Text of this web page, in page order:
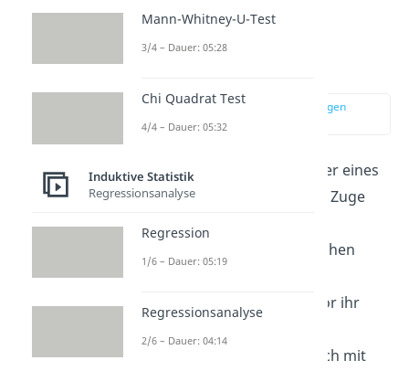
Cronbachs Alpha
Beispiel
zur Stelle im Video springen
(00:24)
Stell dir vor, du bist Mitarbeiter eines
Marktforschungsinstituts. Im Zuge
einer aufwendigen Studie zur
Musikaffinität unter Jugendlichen
willst du eine umfangreiche
Befragung durchführen. Bevor ihr
Untersuchung startet, die auch mit
Mann-Whitney-U-Test
3/4 – Dauer: 05:28
Chi Quadrat Test
4/4 – Dauer: 05:32
Induktive Statistik
Regressionsanalyse
Regression
1/6 – Dauer: 05:19
Regressionsanalyse
2/6 – Dauer: 04:14